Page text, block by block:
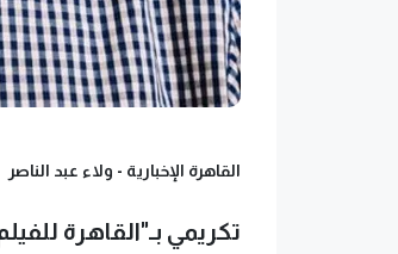
القاهرة الإخبارية - ولاء عبد الناصر
تكريمي بـ"القاهرة